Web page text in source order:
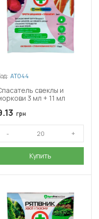
АТ044
свеклы и
3 мл + 11 мл
грн
Купить